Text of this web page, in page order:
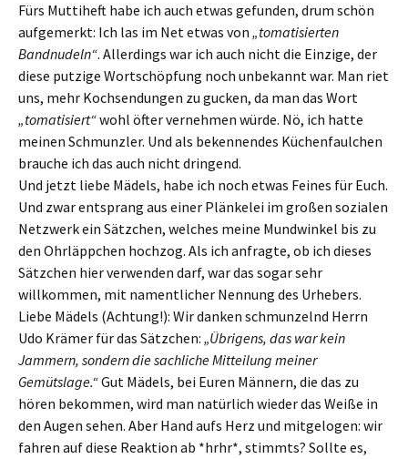
Fürs Muttiheft habe ich auch etwas gefunden, drum schön
aufgemerkt: Ich las im Net etwas von „tomatisierten
Bandnudeln“. Allerdings war ich auch nicht die Einzige, der
diese putzige Wortschöpfung noch unbekannt war. Man riet
uns, mehr Kochsendungen zu gucken, da man das Wort
„tomatisiert“wohl öfter vernehmen würde. Nö, ich hatte
meinen Schmunzler. Und als bekennendes Küchenfaulchen
brauche ich das auch nicht dringend.
Und jetzt liebe Mädels, habe ich noch etwas Feines für Euch.
Und zwar entsprang aus einer Plänkelei im großen sozialen
Netzwerk ein Sätzchen, welches meine Mundwinkel bis zu
den Ohrläppchen hochzog. Als ich anfragte, ob ich dieses
Sätzchen hier verwenden darf, war das sogar sehr
willkommen, mit namentlicher Nennung des Urhebers.
Liebe Mädels (Achtung!): Wir danken schmunzelnd Herrn
Udo Krämer für das Sätzchen: „Übrigens, das war kein
Jammern, sondern die sachliche Mitteilung meiner
Gemütslage.“Gut Mädels, bei Euren Männern, die das zu
hören bekommen, wird man natürlich wieder das Weiße in
den Augen sehen. Aber Hand aufs Herz und mitgelogen: wir
fahren auf diese Reaktion ab *hrhr*, stimmts? Sollte es,